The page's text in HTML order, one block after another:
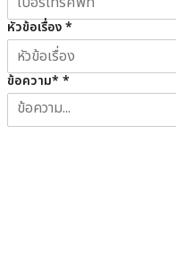
หัวข้อเรื่อง*
ข้อความ* *